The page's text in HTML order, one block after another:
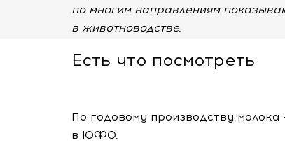
по многим направлениям
в животноводстве.
Есть что посмотреть
По годовому производству молока
в ЮФО.